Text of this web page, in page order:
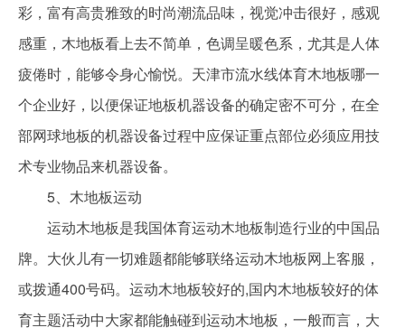
彩，富有高贵雅致的时尚潮流品味，视觉冲击很好，感观
感重，木地板看上去不简单，色调呈暖色系，尤其是人体
疲倦时，能够令身心愉悦。天津市流水线体育木地板哪一
个企业好，以便保证地板机器设备的确定密不可分，在全
部网球地板的机器设备过程中应保证重点部位必须应用技
术专业物品来机器设备。
5、木地板运动
运动木地板是我国体育运动木地板制造行业的中国品
牌。大伙儿有一切难题都能够联络运动木地板网上客服，
或拨通400号码。运动木地板较好的,国内木地板较好的体
育主题活动中大家都能触碰到运动木地板，一般而言，大